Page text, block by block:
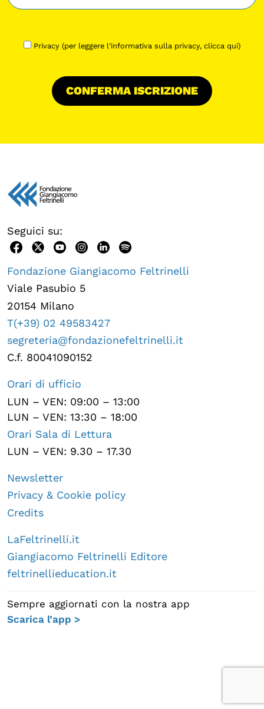
Privacy (per leggere l’informativa sulla privacy, clicca qui)
Seguici su:
Fondazione Giangiacomo Feltrinelli
Viale Pasubio 5
20154 Milano
T(+39) 02 49583427
segreteria@fondazionefeltrinelli.it
C.f. 80041090152
Orari di ufficio
LUN – VEN: 09:00 – 13:00
LUN – VEN: 13:30 – 18:00
Orari Sala di Lettura
LUN – VEN: 9.30 – 17.30
Newsletter
Privacy & Cookie policy
Credits
LaFeltrinelli.it
Giangiacomo Feltrinelli Editore
feltrinellieducation.it
Sempre aggiornati con la nostra app
Scarica l’app >